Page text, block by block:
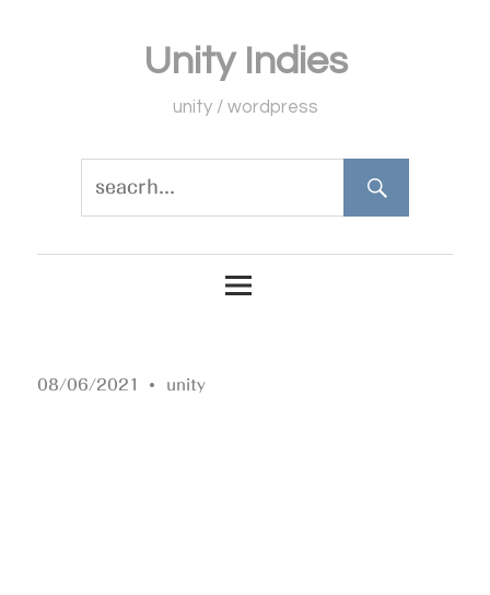
Unity Indies
unity / wordpress
08/06/2021 unity